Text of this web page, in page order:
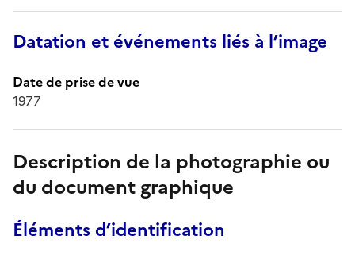
Datation et événements liés à l’image
Date de prise de vue
1977
Description de la photographie ou
du document graphique
Éléments d’identification